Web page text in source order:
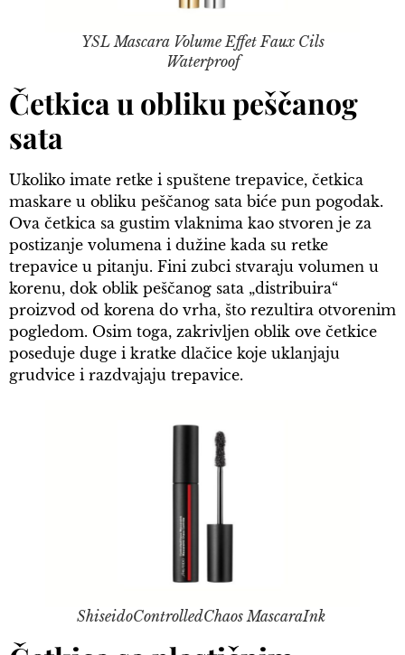
YSL Mascara Volume Effet Faux Cils
Waterproof
Četkica u obliku peščanog
sata
Ukoliko imate retke i spuštene trepavice, četkica
maskare u obliku peščanog sata biće pun pogodak.
Ova četkica sa gustim vlaknima kao stvoren je za
postizanje volumena i dužine kada su retke
trepavice u pitanju. Fini zubci stvaraju volumen u
korenu, dok oblik peščanog sata „distribuira“
proizvod od korena do vrha, što rezultira otvorenim
pogledom. Osim toga, zakrivljen oblik ove četkice
poseduje duge i kratke dlačice koje uklanjaju
grudvice i razdvajaju trepavice.
ShiseidoControlledChaos MascaraInk